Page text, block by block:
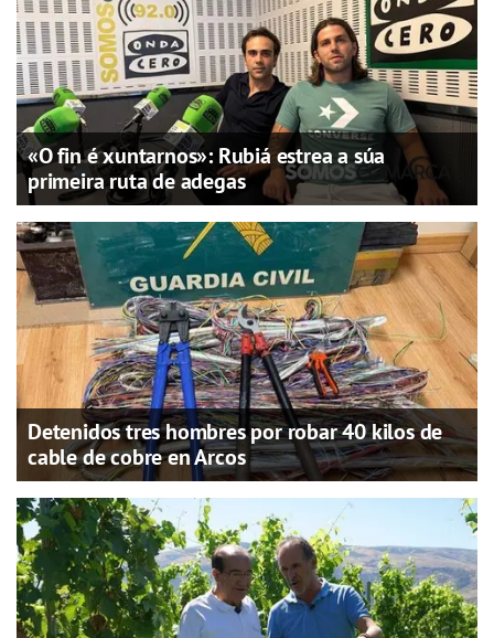
«O fin é xuntarnos»: Rubiá estrea a súa
primeira ruta de adegas
Detenidos tres hombres por robar 40 kilos de
cable de cobre en Arcos